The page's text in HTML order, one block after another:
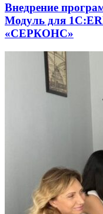
Внедрение
Модуль для
«СЕРКОНС»